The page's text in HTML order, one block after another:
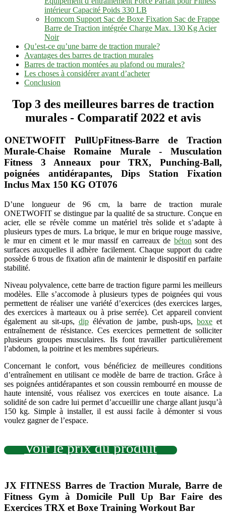
intérieur Capacité Poids 330 LB
Homcom Support Sac de Boxe Fixation Sac de Frappe
Barre de Traction intégrée Charge Max. 130 Kg Acier
Noir
Qu’est-ce qu’une barre de traction murale?
Avantages des barres de traction murales
Barres de traction montées au plafond ou murales?
Les choses à considérer avant d’acheter
Conclusion
Top 3 des meilleures barres de traction
murales - Comparatif 2022 et avis
ONETWOFIT PullUpFitness-Barre de Traction
Murale-Chaise Romaine Murale - Musculation
Fitness 3 Anneaux pour TRX, Punching-Ball,
poignées antidérapantes, Dips Station Fixation
Inclus Max 150 KG OT076
D’une longueur de 96 cm, la barre de traction murale
ONETWOFIT se distingue par la qualité de sa structure. Conçue en
acier, elle se révèle comme un matériel très solide et s’adapte à
plusieurs types de murs. La brique, le mur en brique rouge massive,
le mur en ciment et le mur massif en carreaux de béton sont des
surfaces auxquelles il adhère facilement. Chaque support du cadre
possède 6 trous de fixation afin de maintenir le dispositif en parfaite
stabilité.
Niveau polyvalence, cette barre de traction figure parmi les meilleurs
modèles. Elle s’accomode à plusieurs types de poignées qui vous
permettent de réaliser une variété d’exercices (des exercices larges,
des exercices à marteaux ou à prise serrée). Cet appareil convient
également au sit-ups, dipélévation de jambe, push-ups,boxe et
entraînement de résistance. Ces exercices permettent de solliciter
plusieurs groupes musculaires. Ils font travailler particulièrement
l’abdomen, la poitrine et les membres supérieurs.
Concernant le confort, vous bénéficiez de meilleures conditions
d’entraînement en utilisant ce modèle de barre de traction. Grâce à
ses poignées antidérapantes et son coussin rembourré en mousse de
haute intensité, vous réalisez vos exercices en toute aisance. La
solidité de son cadre lui permet d’accueillir une charge allant jusqu’à
150 kg. Simple à installer, il est aussi facile à démonter si vous
voulez gagner de l’espace.
Voir le prix du produit
JX FITNESS Barres de Traction Murale, Barre de
Fitness Gym à Domicile Pull Up Bar Faire des
Exercices TRX et Boxe Training Workout Bar